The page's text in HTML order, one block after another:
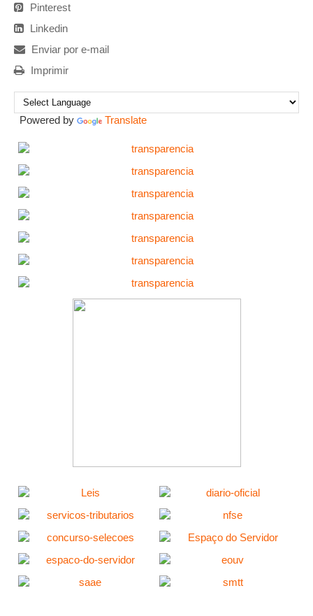
Pinterest
Linkedin
Enviar por e-mail
Imprimir
Powered by Translate